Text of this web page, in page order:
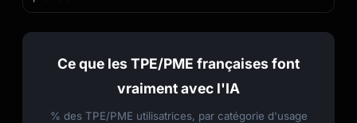
Ce que les TPE/PME françaises font
vraiment avec l'IA
% des TPE/PME utilisatrices, par catégorie d'usage